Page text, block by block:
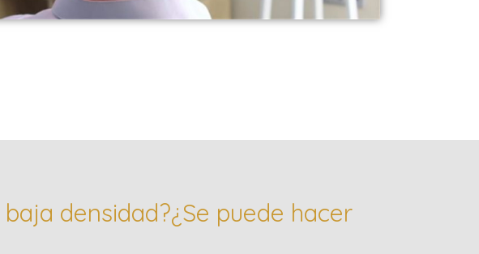
densidad?¿Se puede hacer